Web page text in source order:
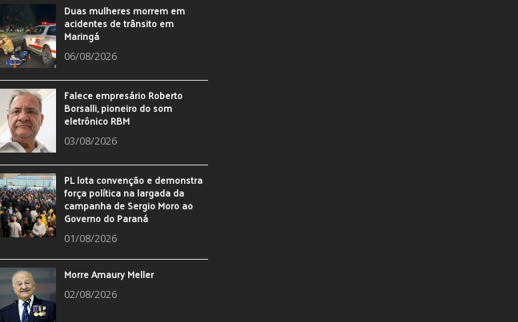
Duas mulheres morrem em
acidentes de trânsito em
Maringá
06/08/2026
Falece empresário Roberto
Borsalli, pioneiro do som
eletrônico RBM
03/08/2026
PL lota convenção e demonstra
força política na largada da
campanha de Sergio Moro ao
Governo do Paraná
01/08/2026
Morre Amaury Meller
02/08/2026